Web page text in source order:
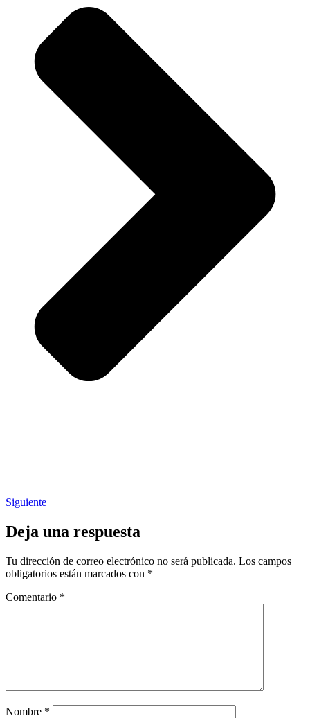
Siguiente
Deja una respuesta
Tu dirección de correo electrónico no será publicada. Los campos
obligatorios están marcados con *
Comentario *
Nombre *